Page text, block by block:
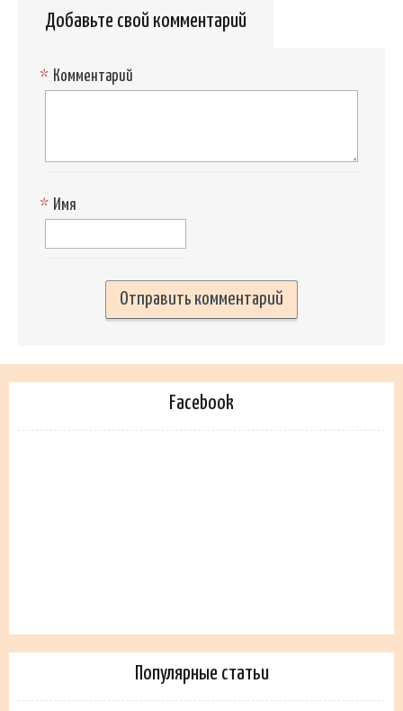
Добавьте свой комментарий
Комментарий
*
Имя
*
Facebook
Популярные статьи